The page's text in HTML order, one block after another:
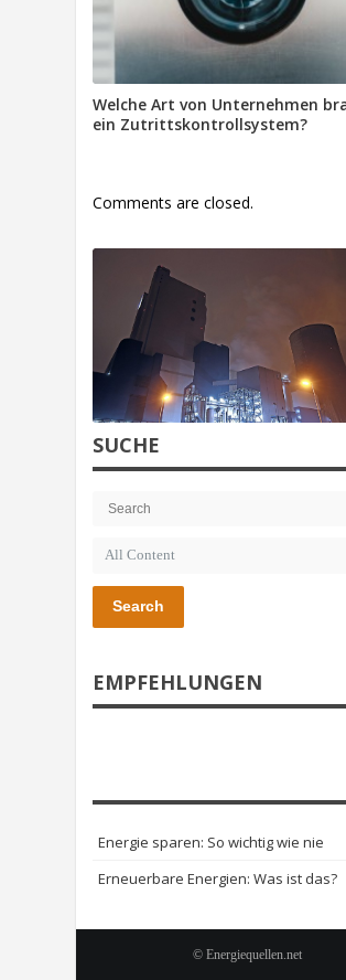
Welche Art von Unternehmen
ein Zutrittskontrollsystem?
Comments are closed.
SUCHE
Search
EMPFEHLUNGEN
Energie sparen: So wichtig wie nie
Erneuerbare Energien: Was ist das?
© Energiequellen.net